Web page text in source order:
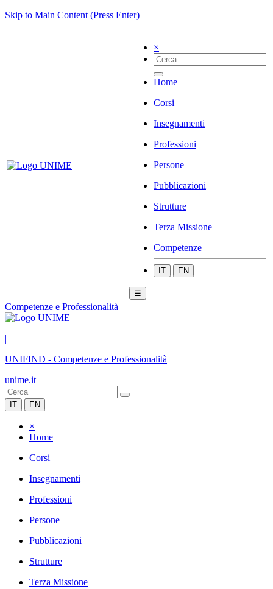
Skip to Main Content (Press Enter)
×
Home
Corsi
Insegnamenti
Professioni
Persone
Pubblicazioni
Strutture
Terza Missione
Competenze
IT EN
☰
Competenze e Professionalità
|
UNIFIND - Competenze e Professionalità
unime.it
IT EN
×
Home
Corsi
Insegnamenti
Professioni
Persone
Pubblicazioni
Strutture
Terza Missione